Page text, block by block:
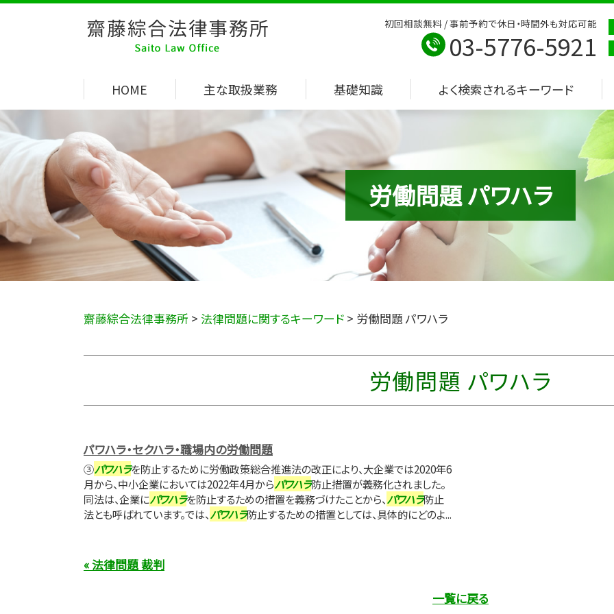
労働問題 パワハラ
初回相談無料 / 事前予約で休日・時間外も対応可能
03-5776-5921
HOME 主な取扱業務 基礎知識 よく検索されるキーワード
齋藤綜合法律事務所 > 法律問題に関するキーワード > 労働問題 パワハラ
労働問題 パワハラ
パワハラ・セクハラ・職場内の労働問題
③パワハラを防止するために労働政策総合推進法の改正により、大企業では2020年6
月から、中小企業においては2022年4月からパワハラ防止措置が義務化されました。
同法は、企業にパワハラを防止するための措置を義務づけたことから、パワハラ防止
法とも呼ばれています。では、パワハラ防止するための措置としては、具体的にどのよ...
« 法律問題 裁判
一覧に戻る